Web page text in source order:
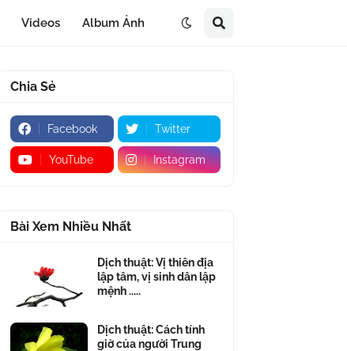
Videos Album Ảnh
Chia Sẻ
Facebook Twitter
YouTube Instagram
Bài Xem Nhiều Nhất
Dịch thuật: Vị thiên địa
lập tâm, vị sinh dân lập
mệnh .....
Dịch thuật: Cách tính
giờ của người Trung